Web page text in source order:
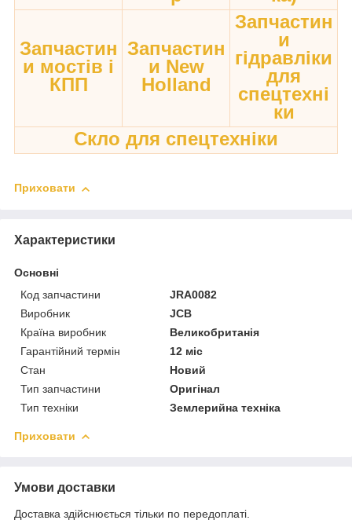
Запчастин
и мостів і
КПП
Запчастин
и New
Holland
Запчастин
и
гідравліки
для
спецтехні
ки
Скло для спецтехніки
Приховати
Характеристики
Основні
Код запчастини
JRA0082
Виробник
JCB
Країна виробник
Великобританія
Гарантійний термін
12 міс
Стан
Новий
Тип запчастини
Оригінал
Тип техніки
Землерийна техніка
Приховати
Умови доставки
Доставка здійснюється тільки по передоплаті.